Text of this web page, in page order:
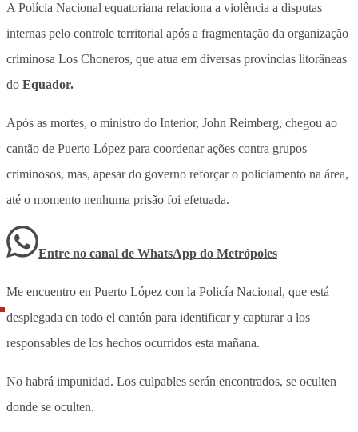
A Polícia Nacional equatoriana relaciona a violência a disputas
internas pelo controle territorial após a fragmentação da organização
criminosa Los Choneros, que atua em diversas províncias litorâneas
do Equador.
Após as mortes, o ministro do Interior, John Reimberg, chegou ao
cantão de Puerto López para coordenar ações contra grupos
criminosos, mas, apesar do governo reforçar o policiamento na área,
até o momento nenhuma prisão foi efetuada.
Entre no canal de WhatsApp do Metrópoles
Me encuentro en Puerto López con la Policía Nacional, que está
desplegada en todo el cantón para identificar y capturar a los
responsables de los hechos ocurridos esta mañana.
No habrá impunidad. Los culpables serán encontrados, se oculten
donde se oculten.